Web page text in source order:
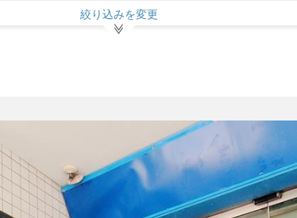
絞り込みを変更